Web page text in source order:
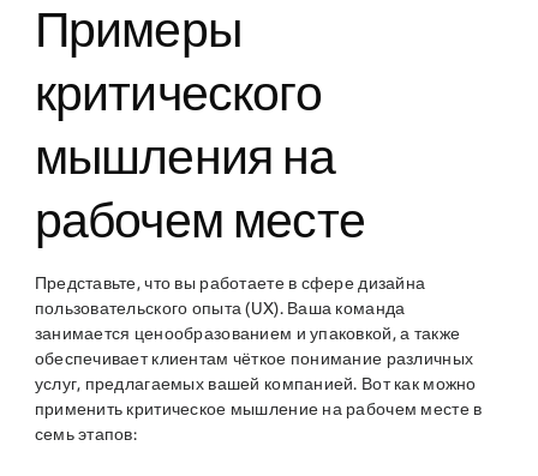
Примеры
критического
мышления на
рабочем месте
Представьте, что вы работаете в сфере дизайна
пользовательского опыта (UX). Ваша команда
занимается ценообразованием и упаковкой, а также
обеспечивает клиентам чёткое понимание различных
услуг, предлагаемых вашей компанией. Вот как можно
применить критическое мышление на рабочем месте в
семь этапов: